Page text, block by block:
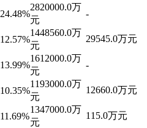
24.48%
2820000.0万
元
-
12.57%
1448560.0万
元
29545.0万元
13.99%
1612000.0万
元
-
10.35%
1193000.0万
元
12660.0万元
11.69%
1347000.0万
元
115.0万元